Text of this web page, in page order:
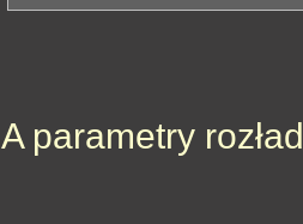
A parametry